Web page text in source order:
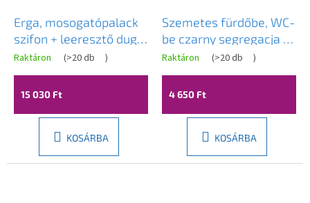
Erga, mosogatópalack
szifon + leeresztő dugó
ClickClack túlfolyó
nélkül, fekete matt,
ERG-YKA-BK.SYPOP-14-
Raktáron (>20 db )
15 030 Ft
KOSÁRBA
Szemetes fürdőbe, WC-
be czarny segregacja -
Yoka
Raktáron (>20 db )
4 650 Ft
KOSÁRBA